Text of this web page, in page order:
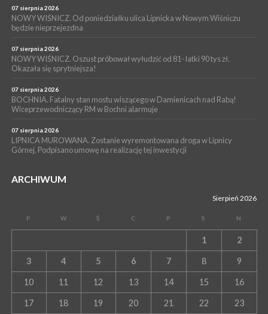
05 sierpnia 2026
GMINA DRWINIA. 45 dzieci będzie się uczyć pływać. Zajęcia
ruszą we wrześniu
07 sierpnia 2026
NOWY WIŚNICZ. Od poniedziałku ulica Lipnicka w Nowym Wiśniczu
będzie nieprzejezdna
07 sierpnia 2026
NOWY WIŚNICZ. Oszust próbował wyłudzić od 81- latki 90 tys zł.
Okazała się sprytniejsza!
07 sierpnia 2026
BOCHNIA. Fatalny stan mostu wiszącego w Damienicach nad Rabą!
Wiceprzewodniczący RM w Bochni alarmuje
07 sierpnia 2026
LIPNICA MUROWANA. Zostanie wyremontowana droga w Lipnicy
Górnej. Podpisano umowę na realizację tej inwestycji
ARCHIWUM
Sierpień 2026
P W Ś C P S N
1 2
3 4 5 6 7 8 9
10 11 12 13 14 15 16
17 18 19 20 21 22 23